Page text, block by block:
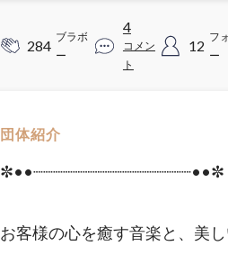
284
ブラボ
ー
4
コメン
ト
12
フ
ー
団体紹介
✼••┈┈┈┈┈┈┈┈┈┈┈┈┈┈┈┈••✼
お客様の心を癒す音楽と、美